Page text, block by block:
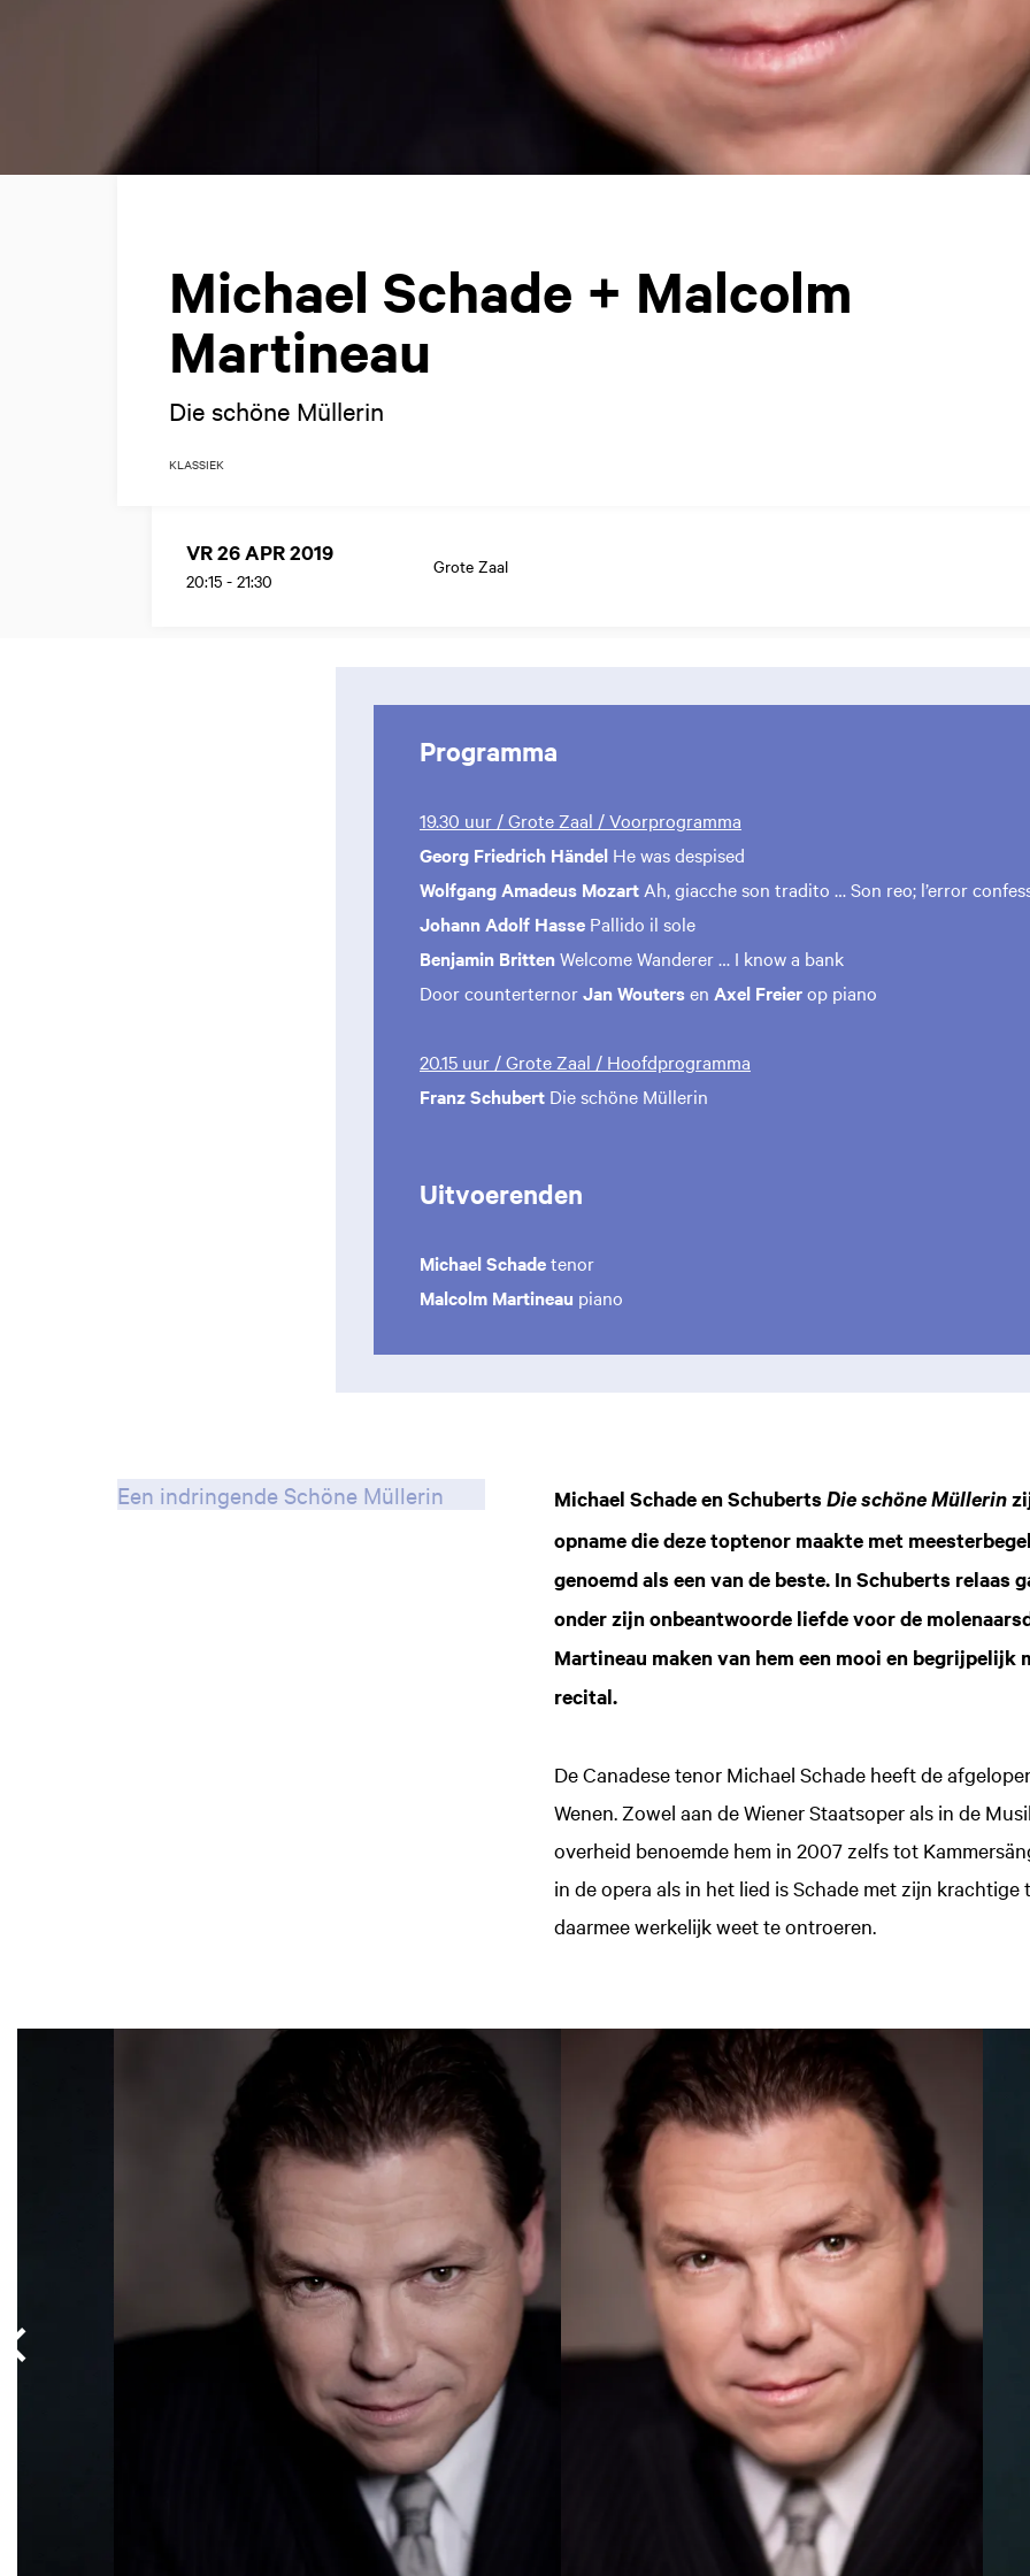
Michael Schade + Malcolm
Martineau
Die schöne Müllerin
KLASSIEK
VR 26 APR 2019
20:15 - 21:30
Grote Zaal
Programma
19.30 uur / Grote Zaal / Voorprogramma
Georg Friedrich Händel He was despised
Wolfgang Amadeus Mozart Ah, giacche son tradito … Son reo; l’error
Johann Adolf Hasse Pallido il sole
Benjamin BrittenWelcome Wanderer … I know a bank
Door counterternorJan Woutersen Axel Freierop piano
20.15 uur / Grote Zaal / Hoofdprogramma
Franz Schubert Die schöne Müllerin
Uitvoerenden
Michael Schadetenor
Malcolm Martineau piano
Michael Schade en Schuberts Die schöne Müllerin
opname die deze toptenor maakte met
genoemd als een van de beste. In Schuberts relaas
onder zijn onbeantwoorde liefde voor de
Martineau maken van hem een mooi en begrijpelijk
recital.
De Canadese tenor Michael Schade heeft de
Wenen. Zowel aan de Wiener Staatsoper als in de
overheid benoemde hem in 2007 zelfs tot
in de opera als in het lied is Schade met zijn
daarmee werkelijk weet te ontroeren.
Een indringende Schöne Müllerin
Inzoomen